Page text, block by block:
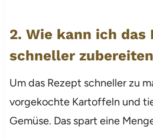
2. Wie kann ich das
schneller
Um das Rezept schneller zu
vorgekochte Kartoffeln und
Gemüse. Das spart eine